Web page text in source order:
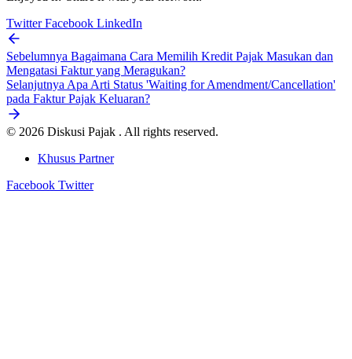
TwitterFacebook LinkedIn
Sebelumnya Bagaimana Cara Memilih Kredit Pajak Masukan dan
Mengatasi Faktur yang Meragukan?
Selanjutnya Apa Arti Status 'Waiting for Amendment/Cancellation'
pada Faktur Pajak Keluaran?
© 2026 Diskusi Pajak . All rights reserved.
Khusus Partner
Facebook Twitter